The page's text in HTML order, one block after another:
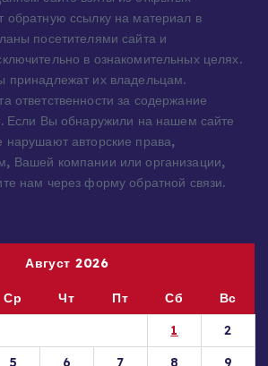
сайте взяты из открытых
обратную ссылку на материал в
в ознакомительных целях.
их владельцам.
ответственности за содержание
нарушают авторские права,
Вашей компании или организации,
Ср Чт Пт Сб
Вс
1
2